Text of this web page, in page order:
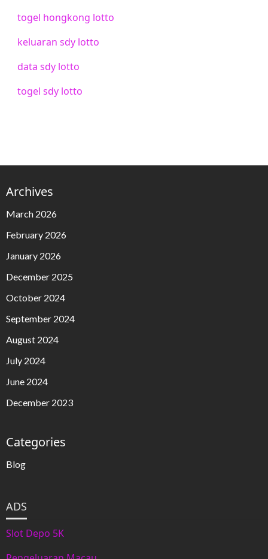
togel hongkong lotto
keluaran sdy lotto
data sdy lotto
togel sdy lotto
Archives
March 2026
February 2026
January 2026
December 2025
October 2024
September 2024
August 2024
July 2024
June 2024
December 2023
Categories
Blog
ADS
Slot Depo 5K